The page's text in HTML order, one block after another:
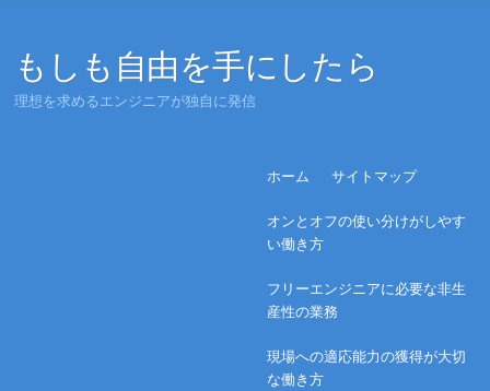
もしも自由を手にしたら
理想を求めるエンジニアが独自に発信
Skip to content
ホーム サイトマップ
オンとオフの使い分けがしやす
い働き方
フリーエンジニアに必要な非生
産性の業務
現場への適応能力の獲得が大切
な働き方